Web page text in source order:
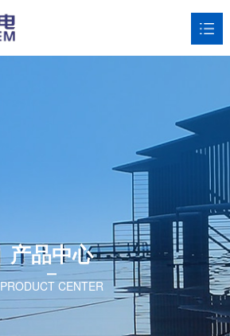
产品中心
PRODUCT CENTER